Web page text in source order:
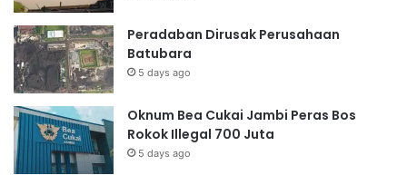
Peradaban Dirusak Perusahaan
Batubara
5 days ago
Oknum Bea Cukai Jambi Peras Bos
Rokok Illegal 700 Juta
5 days ago